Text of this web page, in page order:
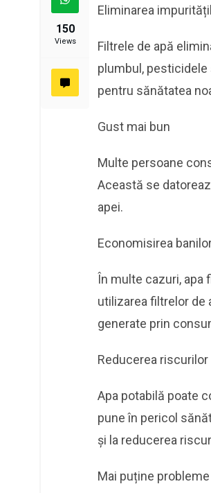
150
Views
Eliminarea
Filtrele de apă
plumbul,
pentru sănătatea
Gust mai bun
Multe persoane
Această se
apei.
Economisirea
În multe cazuri, apa
utilizarea filtrelor de
generate prin
Reducerea
Apa potabilă poate
pune în pericol
și la reducerea
Mai puține